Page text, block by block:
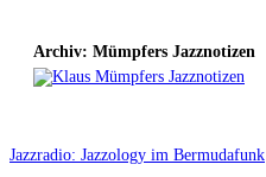
Archiv: Mümpfers Jazznotizen
Jazzradio: Jazzology im Bermudafunk